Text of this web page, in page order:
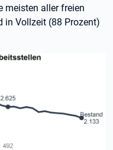
meisten aller freien
in Vollzeit (88 Prozent)